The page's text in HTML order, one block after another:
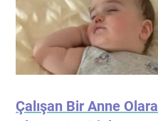
Çalışan Bir Anne